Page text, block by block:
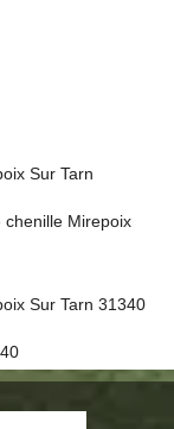
Sur Tarn
Mirepoix
Sur Tarn 31340